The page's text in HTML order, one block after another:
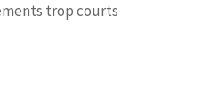
trop courts